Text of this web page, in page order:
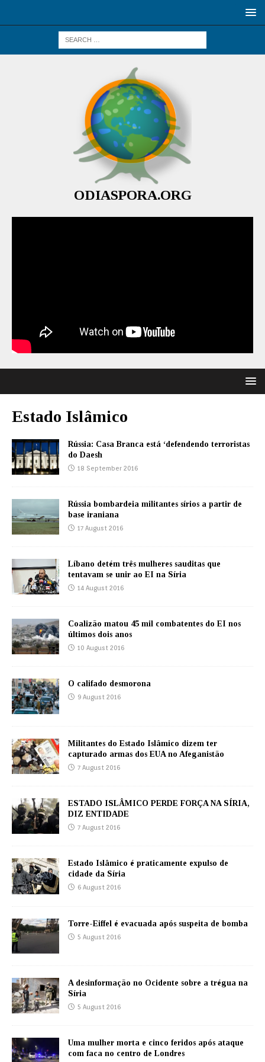
ODIASPORA.ORG
Estado Islâmico
Rússia: Casa Branca está ‘defendendo terroristas
do Daesh
18 September 2016
Rússia bombardeia militantes sírios a partir de
base iraniana
17 August 2016
Líbano detém três mulheres sauditas que
tentavam se unir ao EI na Síria
14 August 2016
Coalizão matou 45 mil combatentes do EI nos
últimos dois anos
10 August 2016
O califado desmorona
9 August 2016
Militantes do Estado Islâmico dizem ter
capturado armas dos EUA no Afeganistão
7 August 2016
ESTADO ISLÂMICO PERDE FORÇA NA SÍRIA,
DIZ ENTIDADE
7 August 2016
Estado Islâmico é praticamente expulso de
cidade da Síria
6 August 2016
Torre-Eiffel é evacuada após suspeita de bomba
5 August 2016
A desinformação no Ocidente sobre a trégua na
Síria
5 August 2016
Uma mulher morta e cinco feridos após ataque
com faca no centro de Londres